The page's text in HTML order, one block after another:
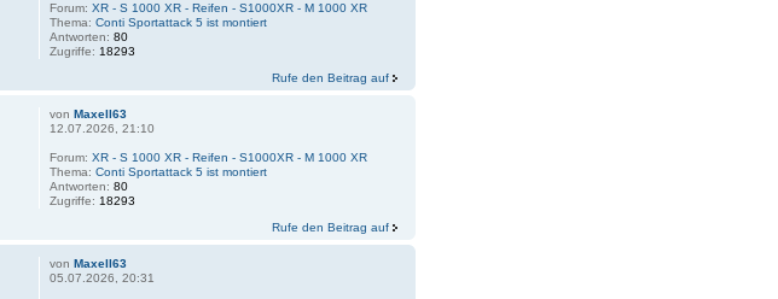
Forum: XR - S 1000 XR - Reifen - S1000XR - M 1000 XR
Thema: Conti Sportattack 5 ist montiert
Antworten: 80
Zugriffe: 18293
Rufe den Beitrag auf
von Maxell63
12.07.2026, 21:10
Forum: XR - S 1000 XR - Reifen - S1000XR - M 1000 XR
Thema: Conti Sportattack 5 ist montiert
Antworten: 80
Zugriffe: 18293
Rufe den Beitrag auf
von Maxell63
05.07.2026, 20:31